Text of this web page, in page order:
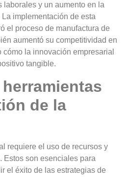
laborales y un aumento en la
La implementación de esta
el proceso de manufactura de
aumentó su competitividad en
cómo la innovación empresarial
tangible.
de la
requiere el uso de recursos y
Estos son esenciales para
el éxito de las estrategias de